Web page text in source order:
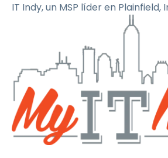
IT Indy, un MSP líder en Plainfield,